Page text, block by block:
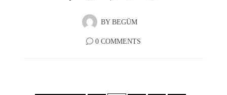
BY BEGÜM
0 COMMENTS